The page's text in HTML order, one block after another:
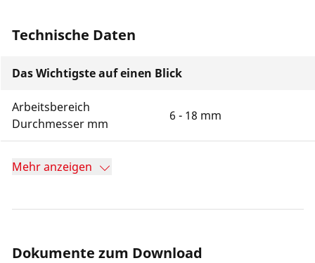
Technische Daten
Das Wichtigste auf einen Blick
Arbeitsbereich
Durchmesser mm
6 - 18 mm
Mehr anzeigen
Dokumente zum Download